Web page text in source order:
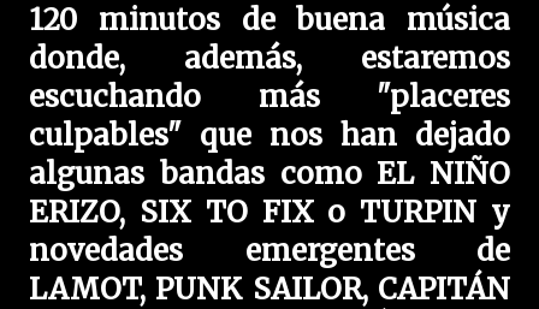
120 minutos de buena música
donde, además, estaremos
escuchando más "placeres
culpables" que nos han dejado
algunas bandas como EL NIÑO
ERIZO, SIX TO FIX o TURPIN y
novedades emergentes de
LAMOT, PUNK SAILOR, CAPITÁN